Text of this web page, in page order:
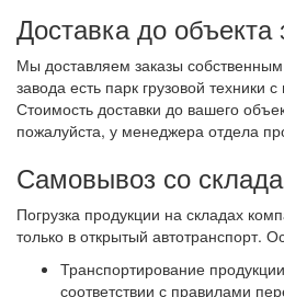
Доставка до объекта
Мы доставляем заказы
завода есть парк грузовой техники
Стоимость доставки до вашего
пожалуйста, у менеджера отдела
Самовывоз со склада
Погрузка продукции на складах
только в открытый автотранспорт.
Транспортирование
соответствии с правилами